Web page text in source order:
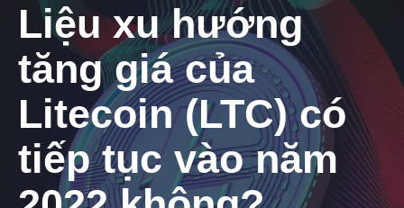
Liệu xu hướng
tăng giá của
Litecoin (LTC) có
tiếp tục vào năm